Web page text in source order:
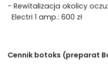
- Rewitalizacja okolicy oczu:
Electri 1 amp.: 600 zł
Cennik botoks (preparat